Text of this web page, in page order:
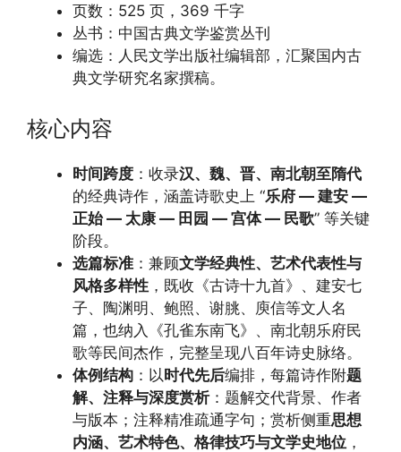
页数：525 页，369 千字
丛书：中国古典文学鉴赏丛刊
编选：人民文学出版社编辑部，汇聚国内古
典文学研究名家撰稿。
核心内容
时间跨度 ：收录汉、魏、晋、南北朝至隋代
的经典诗作，涵盖诗歌史上 “乐府 — 建安 —
正始 — 太康 — 田园 — 宫体 — 民歌” 等关键
阶段。
选篇标准 ：兼顾文学经典性、艺术代表性与
风格多样性 ，既收《古诗十九首》、建安七
子、陶渊明、鲍照、谢朓、庾信等文人名
篇，也纳入《孔雀东南飞》、南北朝乐府民
歌等民间杰作，完整呈现八百年诗史脉络。
体例结构 ：以时代先后编排，每篇诗作附题
解、注释与深度赏析：题解交代背景、作者
与版本；注释精准疏通字句；赏析侧重思想
内涵、艺术特色、格律技巧与文学史地位 ，